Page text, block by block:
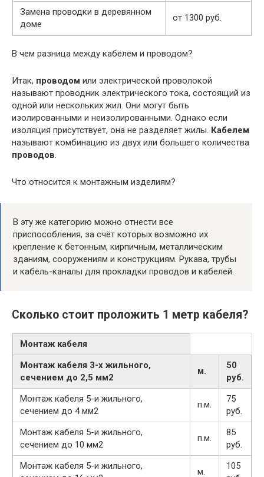
Замена проводки в деревянном
доме
от 1300 руб.
В чем разница между кабелем и проводом?
Итак, проводом или электрической проволокой
называют проводник электрического тока, состоящий из
одной или нескольких жил. Они могут быть
изолированными и неизолированными. Однако если
изоляция присутствует, она не разделяет жилы. Кабелем
называют комбинацию из двух или большего количества
проводов.
Что относится к монтажным изделиям?
В эту же категорию можно отнести все
приспособления, за счёт которых возможно их
крепление к бетонным, кирпичным, металлическим
зданиям, сооружениям и конструкциям. Рукава, трубы
и кабель-каналы для прокладки проводов и кабелей.
Сколько стоит проложить 1 метр кабеля?
Монтаж кабеля
Монтаж кабеля 3-х жильного,
сечением до 2,5 мм2
м.
50
руб.
Монтаж кабеля 5-и жильного,
сечением до 4 мм2
п.м.
75
руб.
Монтаж кабеля 5-и жильного,
сечением до 10 мм2
п.м.
85
руб.
Монтаж кабеля 5-и жильного,
м.
105